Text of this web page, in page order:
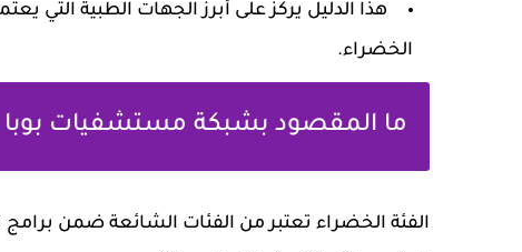
هذا الدليل يركز على أبرز الجهات الطبية التي
الخضراء.
ما المقصود بشبكة مستشفيات بوبا
الفئة الخضراء تعتبر من الفئات الشائعة ضمن برامج